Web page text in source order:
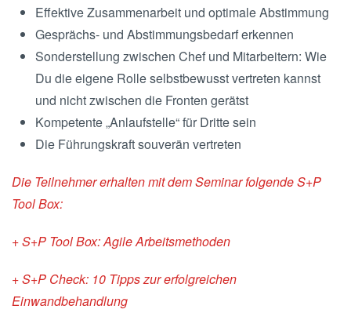
Effektive Zusammenarbeit und optimale Abstimmung
Gesprächs- und Abstimmungsbedarf erkennen
Sonderstellung zwischen Chef und Mitarbeitern: Wie
Du die eigene Rolle selbstbewusst vertreten kannst
und nicht zwischen die Fronten gerätst
Kompetente „Anlaufstelle“ für Dritte sein
Die Führungskraft souverän vertreten
Die Teilnehmer erhalten mit dem Seminar folgende S+P
Tool Box:
+ S+P Tool Box: Agile Arbeitsmethoden
+ S+P Check: 10 Tipps zur erfolgreichen
Einwandbehandlung